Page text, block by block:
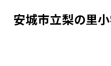
安城市立梨の里